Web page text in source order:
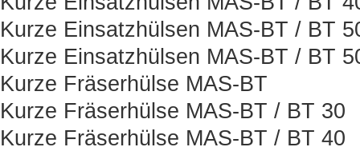
Kurze Einsatzhülsen MAS-BT / BT
Kurze Einsatzhülsen MAS-BT / BT
Kurze Fräserhülse MAS-BT
Kurze Fräserhülse MAS-BT / BT 30
Kurze Fräserhülse MAS-BT / BT 40